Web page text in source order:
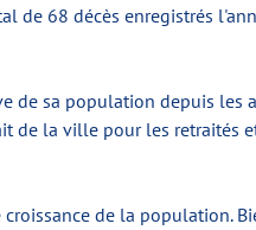
de 68 décès enregistrés
de sa population depuis les
de la ville pour les retraités
de la population.